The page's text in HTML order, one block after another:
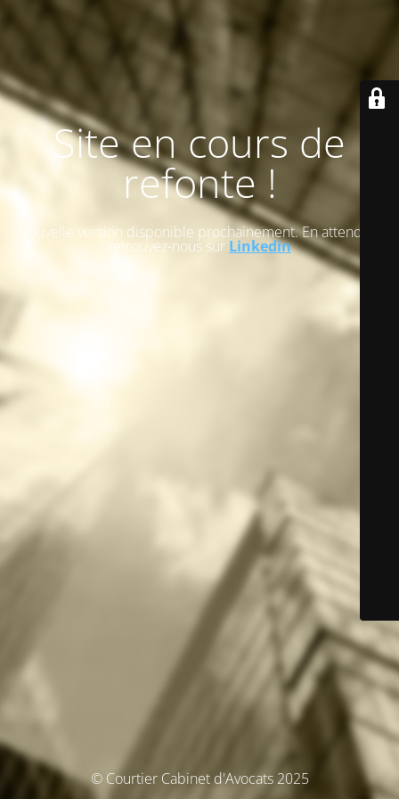
Site en cours de
refonte !
Nouvelle version disponible prochainement. En attendant
retrouvez-nous sur Linkedin
© Courtier Cabinet d'Avocats 2025